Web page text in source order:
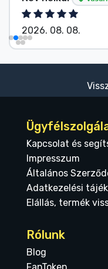
2026. 08. 08.
Kapcsolat és
Impresszum
Általános
Adatkezelési
Elállás, termék
Rólunk
Blog
FanToken